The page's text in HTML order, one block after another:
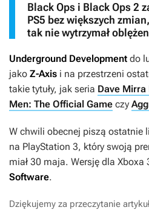
Black Ops i Black Ops 2
PS5 bez większych
tak nie wytrzymał
Underground Development do
jako Z-Axis i na przestrzeni
takie tytuły, jak seria Dave Mirra
Men: The Official Game czy
W chwili obecnej piszą ostatnie
na PlayStation 3, który swoją
miał 30 maja. Wersję dla
Software.
Dziękujemy za przeczytanie